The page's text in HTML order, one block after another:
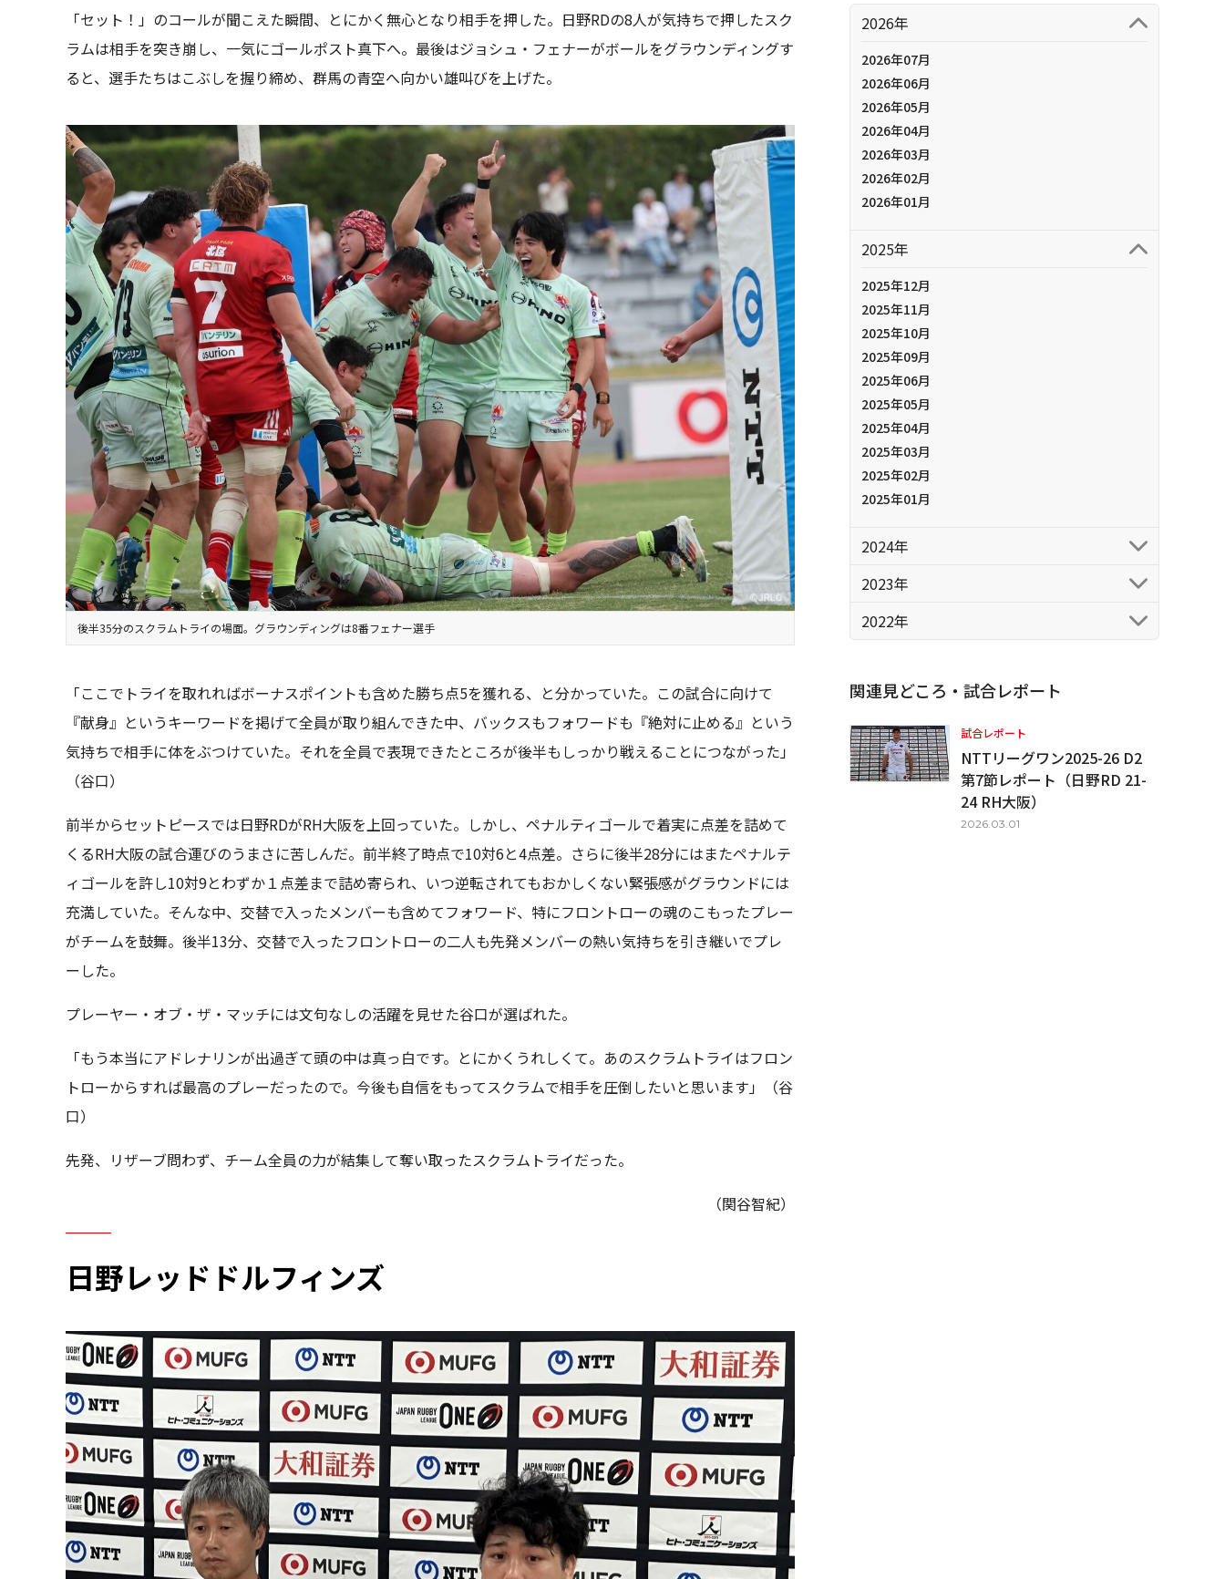
「セット！」のコールが聞こえた瞬間、とにかく無心となり相手を押した。日野RDの8人が気持ちで押したスク
ラムは相手を突き崩し、一気にゴールポスト真下へ。最後はジョシュ・フェナーがボールをグラウンディングす
ると、選手たちはこぶしを握り締め、群馬の青空へ向かい雄叫びを上げた。
後半35分のスクラムトライの場面。グラウンディングは8番フェナー選手
「ここでトライを取れればボーナスポイントも含めた勝ち点5を獲れる、と分かっていた。この試合に向けて
『献身』というキーワードを掲げて全員が取り組んできた中、バックスもフォワードも『絶対に止める』という
気持ちで相手に体をぶつけていた。それを全員で表現できたところが後半もしっかり戦えることにつながった」
（谷口）
前半からセットピースでは日野RDがRH大阪を上回っていた。しかし、ペナルティゴールで着実に点差を詰めて
くるRH大阪の試合運びのうまさに苦しんだ。前半終了時点で10対6と4点差。さらに後半28分にはまたペナルテ
ィゴールを許し10対9とわずか１点差まで詰め寄られ、いつ逆転されてもおかしくない緊張感がグラウンドには
充満していた。そんな中、交替で入ったメンバーも含めてフォワード、特にフロントローの魂のこもったプレー
がチームを鼓舞。後半13分、交替で入ったフロントローの二人も先発メンバーの熱い気持ちを引き継いでプレ
ーした。
プレーヤー・オブ・ザ・マッチには文句なしの活躍を見せた谷口が選ばれた。
「もう本当にアドレナリンが出過ぎて頭の中は真っ白です。とにかくうれしくて。あのスクラムトライはフロン
トローからすれば最高のプレーだったので。今後も自信をもってスクラムで相手を圧倒したいと思います」（谷
口）
先発、リザーブ問わず、チーム全員の力が結集して奪い取ったスクラムトライだった。
（関谷智紀）
日野レッドドルフィンズ
2026年
2026年07月
2026年06月
2026年05月
2026年04月
2026年03月
2026年02月
2026年01月
2025年
2025年12月
2025年11月
2025年10月
2025年09月
2025年06月
2025年05月
2025年04月
2025年03月
2025年02月
2025年01月
2024年
2023年
2022年
関連見どころ・試合レポート
試合レポート
NTTリーグワン2025-26 D2
第7節レポート（日野RD 21-
24 RH大阪）
2026.03.01